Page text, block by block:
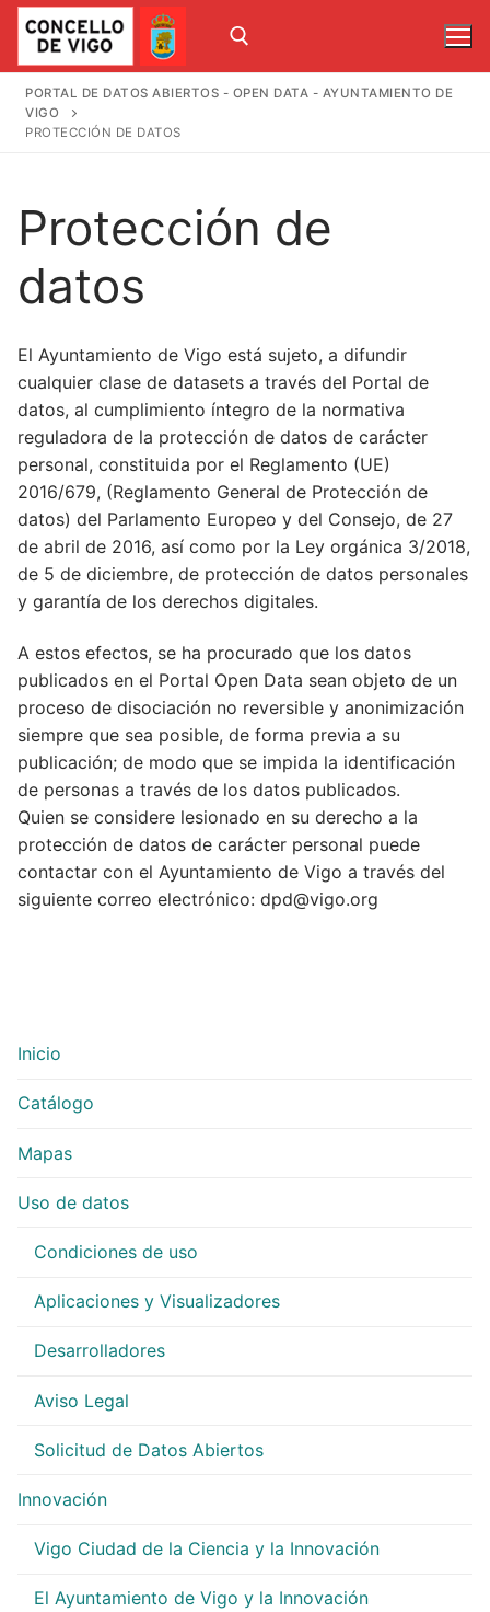
contenido
Inicio
Catálogo
Mapas
Uso de datos
Condiciones de uso
Aplicaciones y Visualizadores
Desarrolladores
Aviso Legal
Solicitud de Datos Abiertos
Innovación
Vigo Ciudad de la Ciencia y la Innovación
El Ayuntamiento de Vigo y la Innovación
App «Vigo»
Vigo 25 AI – Buscador, asistente, chatbot con
Inteligencia Artificial
Gemelo digital de la ciudad de Vigo
Plataforma smart city VCI+ 2.0
Acerca de
Plan Municipal de impulso de la reutilización de
Accesibilidad
Protección de datos
Política sobre cookies
Acerca de
Idioma:
Galego
Español
PORTAL DE DATOS ABIERTOS - OPEN DATA - AYUNTAMIENTO DE
VIGO
PROTECCIÓN DE DATOS
Protección de
datos
El Ayuntamiento de Vigo está sujeto, a difundir
cualquier clase de datasets a través del Portal de
datos, al cumplimiento íntegro de la normativa
reguladora de la protección de datos de carácter
personal, constituida por el Reglamento (UE)
2016/679, (Reglamento General de Protección de
datos) del Parlamento Europeo y del Consejo, de 27
de abril de 2016, así como por la Ley orgánica 3/2018,
de 5 de diciembre, de protección de datos personales
y garantía de los derechos digitales.
A estos efectos, se ha procurado que los datos
publicados en el Portal Open Data sean objeto de un
proceso de disociación no reversible y anonimización
siempre que sea posible, de forma previa a su
publicación; de modo que se impida la identificación
de personas a través de los datos publicados.
Quien se considere lesionado en su derecho a la
protección de datos de carácter personal puede
contactar con el Ayuntamiento de Vigo a través del
siguiente correo electrónico: dpd@vigo.org
Inicio
Catálogo
Mapas
Uso de datos
Condiciones de uso
Aplicaciones y Visualizadores
Desarrolladores
Aviso Legal
Solicitud de Datos Abiertos
Innovación
Vigo Ciudad de la Ciencia y la Innovación
El Ayuntamiento de Vigo y la Innovación